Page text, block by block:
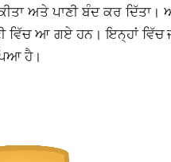
ਅਤੇ ਪਾਣੀ ਬੰਦ ਕਰ ਦਿੱਤਾ।
ਵਿੱਚ ਆ ਗਏ ਹਨ। ਇਨ੍ਹਾਂ ਵਿੱਚ
ਹੈ।